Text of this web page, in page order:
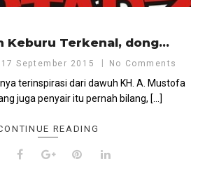
Keburu Terkenal, dong…
17 September 2015 No Comments
terinspirasi dari dawuh KH. A. Mustofa
juga penyair itu pernah bilang, […]
READING